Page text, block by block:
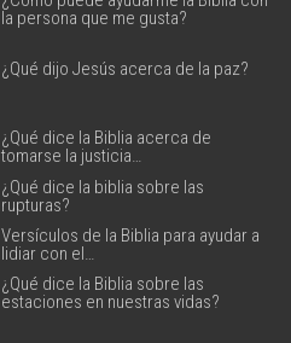
la persona que me gusta?
¿Qué dijo Jesús acerca de la paz?
¿Qué dice la Biblia acerca de
tomarse la justicia…
¿Qué dice la biblia sobre las
rupturas?
Versículos de la Biblia para ayudar a
lidiar con el…
¿Qué dice la Biblia sobre las
estaciones en nuestras vidas?